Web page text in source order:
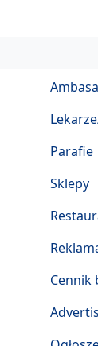
Parafie
Sklepy
Cennik